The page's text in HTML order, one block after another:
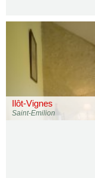
Ilôt-Vignes
Saint-Emilion